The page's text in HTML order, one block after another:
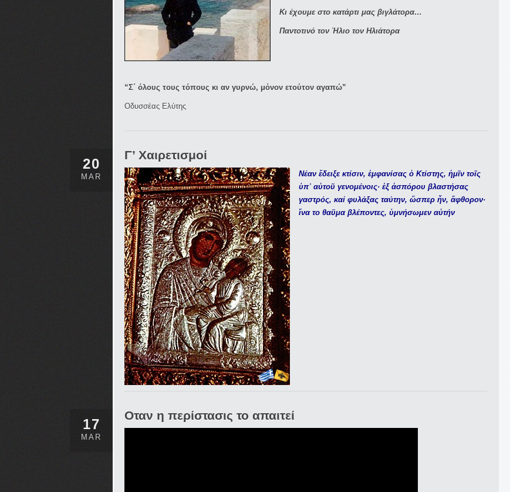
Κι έχουμε στο κατάρτι μας βιγλάτορα…
Παντοτινό τον Ήλιο τον Ηλιάτορα
“Σ΄ όλους τους τόπους κι αν γυρνώ, μόνον ετούτον αγαπώ”
Οδυσσέας Ελύτης
20
MAR
Γ’ Χαιρετισμοί
Νέαν ἔδειξε κτίσιν, ἐμφανίσας ὁ Κτίστης, ἡμῖν τοῖς
ὑπ᾿ αὐτοῦ γενομένοις· ἐξ ἀσπόρου βλαστήσας
γαστρός, καί φυλάξας ταύτην, ὥσπερ ἦν, ἄφθορον·
ἵνα το θαῦμα βλέποντες, ὑμνήσωμεν αὐτήν
17
MAR
Οταν η περίστασις το απαιτεί